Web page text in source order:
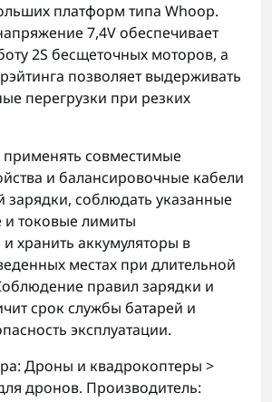
платформ типа Whoop.
7,4V обеспечивает
2S бесщеточных моторов, а
позволяет выдерживать
перегрузки при резких
применять совместимые
и балансировочные кабели
зарядки, соблюдать указанные
и токовые лимиты
хранить аккумуляторы в
местах при длительной
правил зарядки и
срок службы батарей и
эксплуатации.
Дроны и квадрокоптеры >
дронов. Производитель: